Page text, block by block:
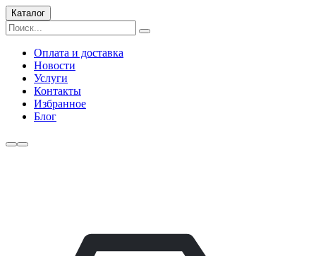
Каталог
Оплата и доставка
Новости
Услуги
Контакты
Избранное
Блог